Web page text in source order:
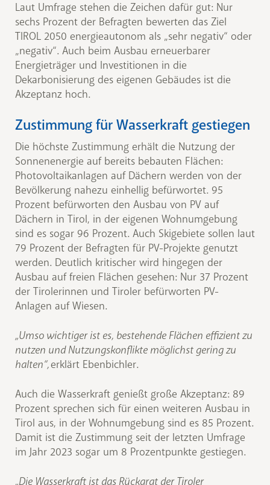
Laut Umfrage stehen die Zeichen dafür gut: Nur
sechs Prozent der Befragten bewerten das Ziel
TIROL 2050 energieautonom als „sehr negativ“ oder
„negativ“. Auch beim Ausbau erneuerbarer
Energieträger und Investitionen in die
Dekarbonisierung des eigenen Gebäudes ist die
Akzeptanz hoch.
Zustimmung für Wasserkraft gestiegen
Die höchste Zustimmung erhält die Nutzung der
Sonnenenergie auf bereits bebauten Flächen:
Photovoltaikanlagen auf Dächern werden von der
Bevölkerung nahezu einhellig befürwortet. 95
Prozent befürworten den Ausbau von PV auf
Dächern in Tirol, in der eigenen Wohnumgebung
sind es sogar 96 Prozent. Auch Skigebiete sollen laut
79 Prozent der Befragten für PV-Projekte genutzt
werden. Deutlich kritischer wird hingegen der
Ausbau auf freien Flächen gesehen: Nur 37 Prozent
der Tirolerinnen und Tiroler befürworten PV-
Anlagen auf Wiesen.
„Umso wichtiger ist es, bestehende Flächen effizient zu
nutzen und Nutzungskonflikte möglichst gering zu
halten“,erklärt Ebenbichler.
Auch die Wasserkraft genießt große Akzeptanz: 89
Prozent sprechen sich für einen weiteren Ausbau in
Tirol aus, in der Wohnumgebung sind es 85 Prozent.
Damit ist die Zustimmung seit der letzten Umfrage
im Jahr 2023 sogar um 8 Prozentpunkte gestiegen.
„Die Wasserkraft ist das Rückgrat der Tiroler